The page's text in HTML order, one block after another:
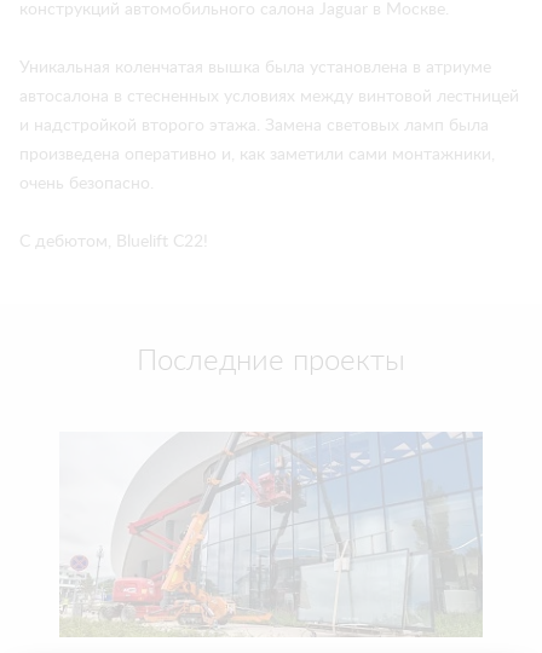
конструкций автомобильного салона Jaguar в Москве.
Уникальная коленчатая вышка была установлена в атриуме
автосалона в стесненных условиях между винтовой лестницей
и надстройкой второго этажа. Замена световых ламп была
произведена оперативно и, как заметили сами монтажники,
очень безопасно.
С дебютом, Bluelift C22!
Последние проекты